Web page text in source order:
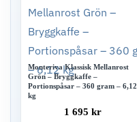
Monteriva Klassisk Mellanrost
Grön – Bryggkaffe –
Portionspåsar – 360 gram – 6,12
kg
1 695 kr